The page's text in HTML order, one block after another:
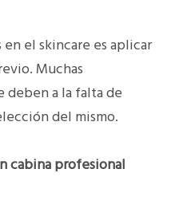
el skincare es aplicar
Muchas
deben a la falta de
del mismo.
cabina profesional